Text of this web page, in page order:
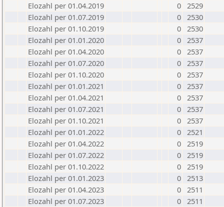
Elozahl per 01.04.2019
0 2529
Elozahl per 01.07.2019
0 2530
Elozahl per 01.10.2019
0 2530
Elozahl per 01.01.2020
0 2537
Elozahl per 01.04.2020
0 2537
Elozahl per 01.07.2020
0 2537
Elozahl per 01.10.2020
0 2537
Elozahl per 01.01.2021
0 2537
Elozahl per 01.04.2021
0 2537
Elozahl per 01.07.2021
0 2537
Elozahl per 01.10.2021
0 2537
Elozahl per 01.01.2022
0 2521
Elozahl per 01.04.2022
0 2519
Elozahl per 01.07.2022
0 2519
Elozahl per 01.10.2022
0 2519
Elozahl per 01.01.2023
0 2513
Elozahl per 01.04.2023
0 2511
Elozahl per 01.07.2023
0 2511